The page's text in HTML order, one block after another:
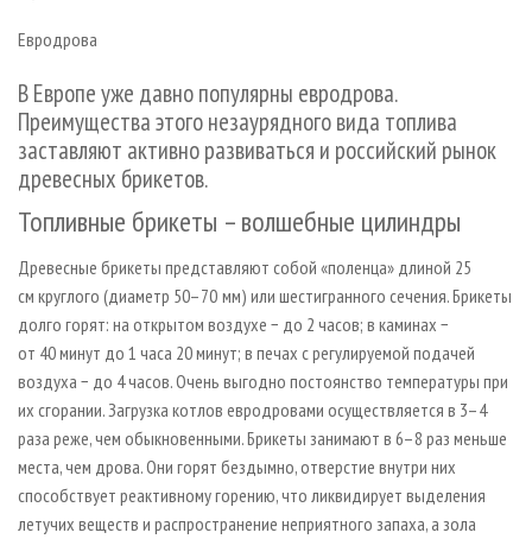
ПРОИЗВОДСТВО ДРЕВЕСНЫХ ПЛИТ
ДЕРЕВЯННОЕ ДОМОСТРОЕНИЕ
ПРОИЗВОДСТВО МЕБЕЛИ
БИОЭНЕРГЕТИКА
ЦБП
МОБИЛЬНЫЕ ВЫСТАВКИ
ОФИЦИАЛЬНЫЕ ДЕЛЕГАЦИИ
ПРИОРИТЕТНЫЕ ИНВЕСТПРОЕКТЫ
RUSSIAN FORESTRY REVIEW
ГАЗЕТА ЛЕСПРОМФОРУМ
БИБЛИОТЕКА СПЕЦИАЛИСТА
Евродрова
В Европе уже давно популярны евродрова.
Преимущества этого незаурядного вида топлива
заставляют активно развиваться и российский рынок
древесных брикетов.
Топливные брикеты – волшебные цилиндры
Древесные брикеты представляют собой «поленца» длиной 25
см круглого (диаметр 50–70 мм) или шестигранного сечения. Брикеты
долго горят: на открытом воздухе − до 2 часов; в каминах −
от 40 минут до 1 часа 20 минут; в печах с регулируемой подачей
воздуха − до 4 часов. Очень выгодно постоянство температуры при
их сгорании. Загрузка котлов евродровами осуществляется в 3–4
раза реже, чем обыкновенными. Брикеты занимают в 6–8 раз меньше
места, чем дрова. Они горят бездымно, отверстие внутри них
способствует реактивному горению, что ликвидирует выделения
летучих веществ и распространение неприятного запаха, а зола